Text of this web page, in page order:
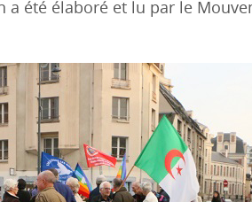
a été élaboré et lu par le